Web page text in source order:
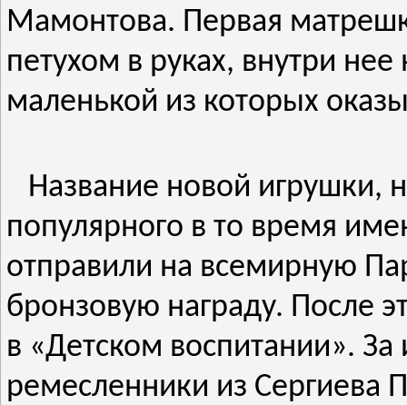
Мамонтова. Первая
петухом в руках, внутри
маленькой из которых
Название новой игрушки,
популярного в то время
отправили на всемирную
бронзовую награду. После
в «Детском воспитании».
ремесленники из Сергиева